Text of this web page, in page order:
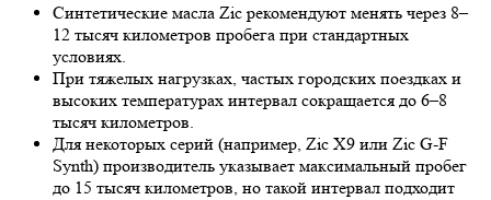
Синтетические масла Zic рекомендуют менять через 8–
12 тысяч километров пробега при стандартных
условиях.
При тяжелых нагрузках, частых городских поездках и
высоких температурах интервал сокращается до 6–8
тысяч километров.
Для некоторых серий (например, Zic X9 или Zic G-F
Synth) производитель указывает максимальный пробег
до 15 тысяч километров, но такой интервал подходит